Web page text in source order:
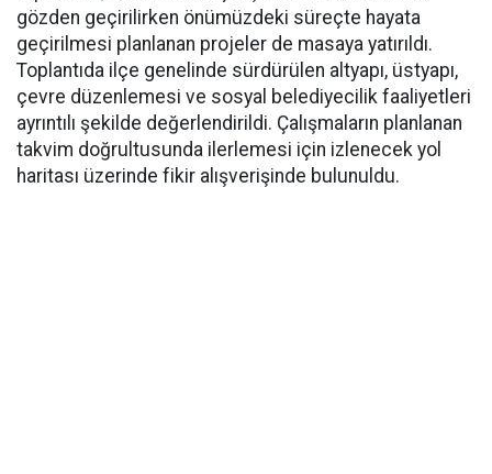
gözden geçirilirken önümüzdeki süreçte hayata
geçirilmesi planlanan projeler de masaya yatırıldı.
Toplantıda ilçe genelinde sürdürülen altyapı, üstyapı,
çevre düzenlemesi ve sosyal belediyecilik faaliyetleri
ayrıntılı şekilde değerlendirildi. Çalışmaların planlanan
takvim doğrultusunda ilerlemesi için izlenecek yol
haritası üzerinde fikir alışverişinde bulunuldu.